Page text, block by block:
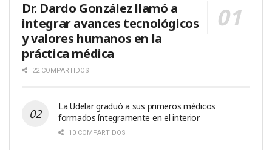
Dr. Dardo González llamó a
integrar avances tecnológicos
y valores humanos en la
práctica médica
22 COMPARTIDOS
La Udelar graduó a sus primeros médicos
formados íntegramente en el interior
10 COMPARTIDOS